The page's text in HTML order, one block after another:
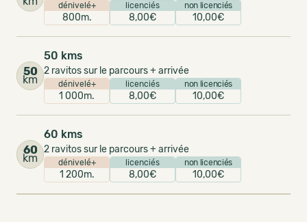
dénivelé+
800m.
licenciés
8,00€
non licenciés
10,00€
50
km
50 kms
2 ravitos sur le parcours + arrivée
dénivelé+
1 000m.
licenciés
8,00€
non licenciés
10,00€
60
km
60 kms
2 ravitos sur le parcours + arrivée
dénivelé+
1 200m.
licenciés
8,00€
non licenciés
10,00€